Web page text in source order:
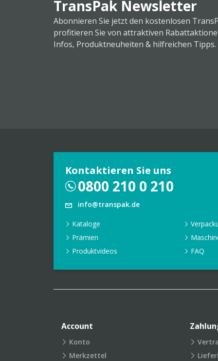
TransPak Newsletter
Abonnieren Sie jetzt den kostenlosen
profitieren Sie von attraktiven
Infos, Produktneuheiten & hilfreichen Tipps.
Kontaktieren Sie uns
0800 210 0 210
info@transpak.de
Kataloge
Prämien
Produktvideos
FAQ
Account
Konto
Merkzettel